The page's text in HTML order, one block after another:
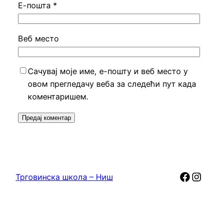
Е-пошта *
Веб место
Сачувај моје име, е-пошту и веб место у
овом прегледачу веба за следећи пут када
коментаришем.
Трговинска школа – Ниш